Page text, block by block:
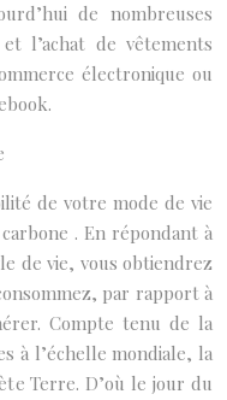
de nombreuses
l’achat de vêtements
électronique ou
de votre mode de vie
. En répondant à
de vie, vous obtiendrez
par rapport à
Compte tenu de la
à l’échelle mondiale, la
Terre. D’où le jour du